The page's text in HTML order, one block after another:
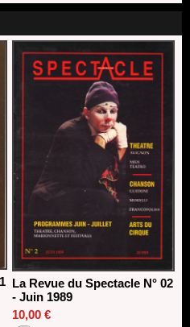
: les lauréats 2026
La Revue du Spectacle N° 02
- Juin 1989
10,00 €